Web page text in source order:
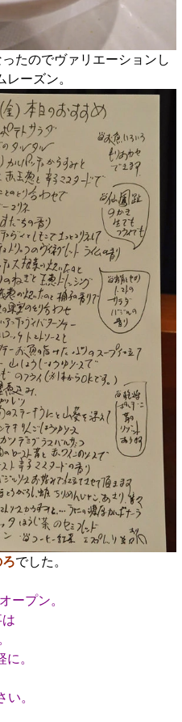
たのでヴァリエーションし
ーズン。
ろでした。
ープン。
。
い。